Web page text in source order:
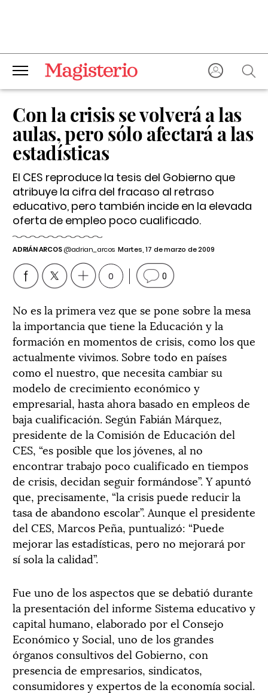
Con la crisis se volverá a las
aulas, pero sólo afectará a las
estadísticas
El CES reproduce la tesis del Gobierno que
atribuye la cifra del fracaso al retraso
educativo, pero también incide en la elevada
oferta de empleo poco cualificado.
ADRIÁN ARCOS@adrian_arcos Martes, 17 de marzo de 2009
0 0
No es la primera vez que se pone sobre la mesa
la importancia que tiene la Educación y la
formación en momentos de crisis, como los que
actualmente vivimos. Sobre todo en países
como el nuestro, que necesita cambiar su
modelo de crecimiento económico y
empresarial, hasta ahora basado en empleos de
baja cualificación. Según Fabián Márquez,
presidente de la Comisión de Educación del
CES, “es posible que los jóvenes, al no
encontrar trabajo poco cualificado en tiempos
de crisis, decidan seguir formándose”. Y apuntó
que, precisamente, “la crisis puede reducir la
tasa de abandono escolar”. Aunque el presidente
del CES, Marcos Peña, puntualizó: “Puede
mejorar las estadísticas, pero no mejorará por
sí sola la calidad”.
Fue uno de los aspectos que se debatió durante
la presentación del informe Sistema educativo y
capital humano, elaborado por el Consejo
Económico y Social, uno de los grandes
órganos consultivos del Gobierno, con
presencia de empresarios, sindicatos,
consumidores y expertos de la economía social.